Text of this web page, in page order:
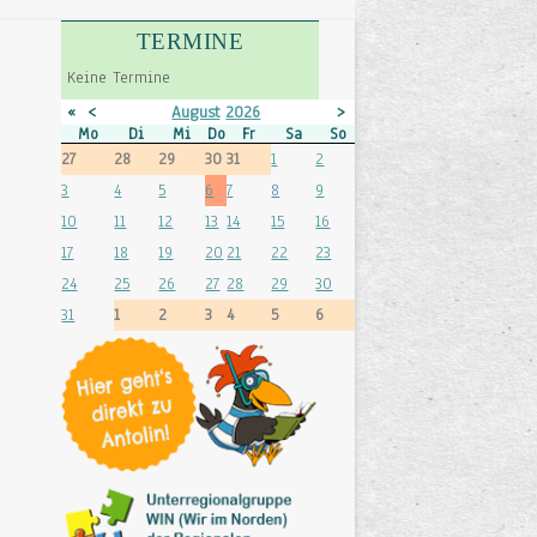
TERMINE
Keine Termine
« < August 2026 >
Mo
Di Mi Do Fr Sa
So
27
28 29 30 31 1
2
3
4 5 6 7 8
9
10
11 12 13 14 15
16
17
18 19 20 21 22
23
24
25 26 27 28 29
30
31
1 2 3 4 5 6